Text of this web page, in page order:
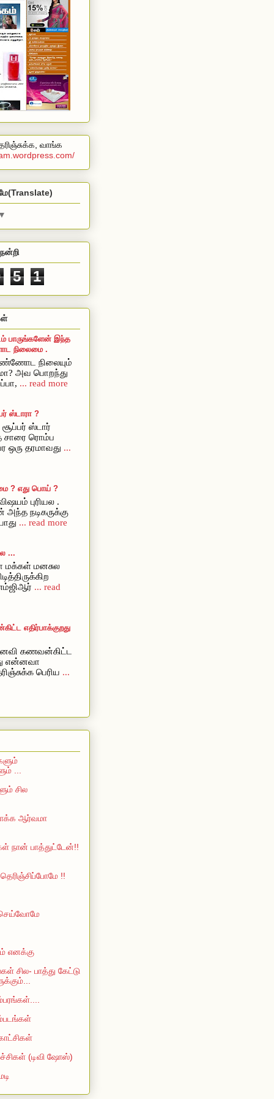
வாங்க
5 1
பாருங்களேன் இந்த
நிலைமை .
நிலையும்
அவ பொறந்து
... read more
ஸ்டாரா ?
ஸ்டார்
சாரை ரொம்ப
ஒரு தரமாவது ...
? எது பொய் ?
புரியல .
அந்த நடிகருக்கு
... read more
...
மக்கள் மனசுல
... read
எதிர்பாக்குறது
கணவன்கிட்ட
என்னவா
பெரிய ...
...
சில
ஆர்வமா
நான் பாத்துட்டேன்!!
!!
எனக்கு
சில- பாத்து கேட்டு
(டிவி ஷோஸ்)